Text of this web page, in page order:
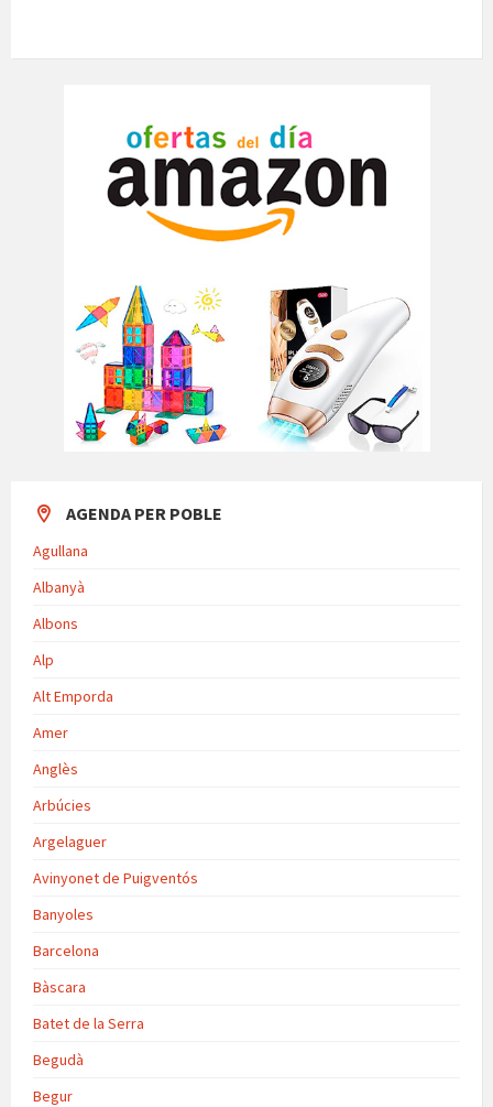
AGENDA PER POBLE
Agullana
Albanyà
Albons
Alp
Alt Emporda
Amer
Anglès
Arbúcies
Argelaguer
Avinyonet de Puigventós
Banyoles
Barcelona
Bàscara
Batet de la Serra
Begudà
Begur